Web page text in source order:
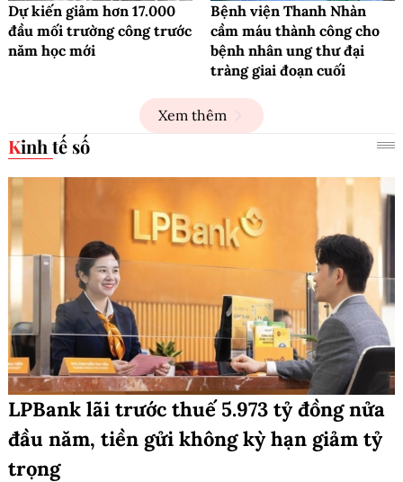
Dự kiến giảm hơn 17.000
đầu mối trường công trước
năm học mới
Bệnh viện Thanh Nhàn
cầm máu thành công cho
bệnh nhân ung thư đại
tràng giai đoạn cuối
Xem thêm
Kinh tế số
LPBank lãi trước thuế 5.973 tỷ đồng nửa
đầu năm, tiền gửi không kỳ hạn giảm tỷ
trọng